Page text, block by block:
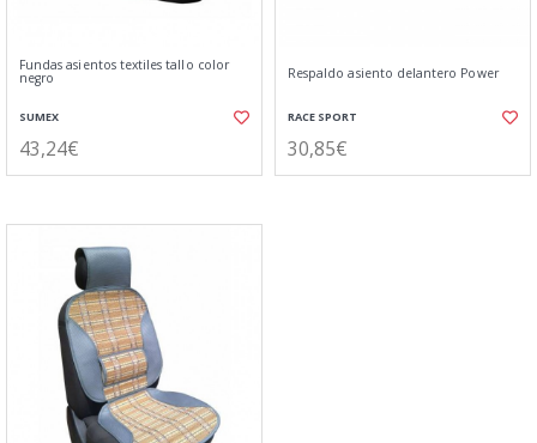
Fundas asientos textiles tallo color
negro
SUMEX
43,24€
Respaldo asiento delantero Power
RACE SPORT
30,85€